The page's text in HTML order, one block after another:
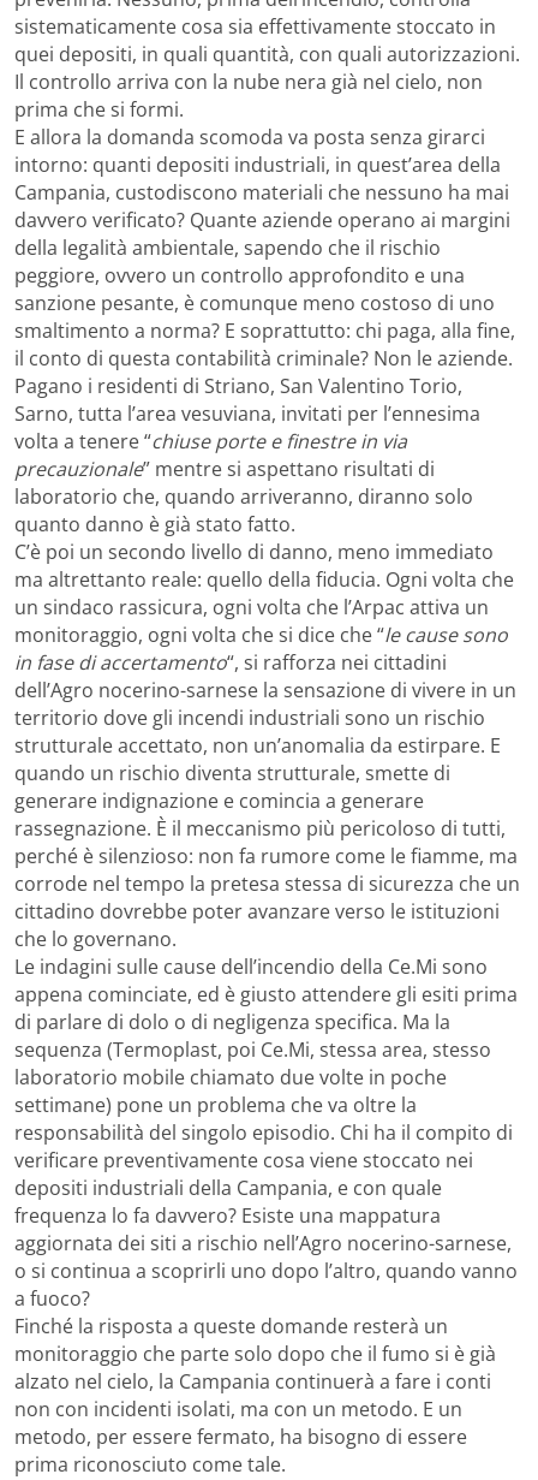
sistematicamente cosa sia effettivamente stoccato in
quei depositi, in quali quantità, con quali autorizzazioni.
Il controllo arriva con la nube nera già nel cielo, non
prima che si formi.
E allora la domanda scomoda va posta senza girarci
intorno: quanti depositi industriali, in quest’area della
Campania, custodiscono materiali che nessuno ha mai
davvero verificato? Quante aziende operano ai margini
della legalità ambientale, sapendo che il rischio
peggiore, ovvero un controllo approfondito e una
sanzione pesante, è comunque meno costoso di uno
smaltimento a norma? E soprattutto: chi paga, alla fine,
il conto di questa contabilità criminale? Non le aziende.
Pagano i residenti di Striano, San Valentino Torio,
Sarno, tutta l’area vesuviana, invitati per l’ennesima
volta a tenere “chiuse porte e finestre in via
precauzionale” mentre si aspettano risultati di
laboratorio che, quando arriveranno, diranno solo
quanto danno è già stato fatto.
C’è poi un secondo livello di danno, meno immediato
ma altrettanto reale: quello della fiducia. Ogni volta che
un sindaco rassicura, ogni volta che l’Arpac attiva un
monitoraggio, ogni volta che si dice che “le cause sono
in fase di accertamento“, si rafforza nei cittadini
dell’Agro nocerino-sarnese la sensazione di vivere in un
territorio dove gli incendi industriali sono un rischio
strutturale accettato, non un’anomalia da estirpare. E
quando un rischio diventa strutturale, smette di
generare indignazione e comincia a generare
rassegnazione. È il meccanismo più pericoloso di tutti,
perché è silenzioso: non fa rumore come le fiamme, ma
corrode nel tempo la pretesa stessa di sicurezza che un
cittadino dovrebbe poter avanzare verso le istituzioni
che lo governano.
Le indagini sulle cause dell’incendio della Ce.Mi sono
appena cominciate, ed è giusto attendere gli esiti prima
di parlare di dolo o di negligenza specifica. Ma la
sequenza (Termoplast, poi Ce.Mi, stessa area, stesso
laboratorio mobile chiamato due volte in poche
settimane) pone un problema che va oltre la
responsabilità del singolo episodio. Chi ha il compito di
verificare preventivamente cosa viene stoccato nei
depositi industriali della Campania, e con quale
frequenza lo fa davvero? Esiste una mappatura
aggiornata dei siti a rischio nell’Agro nocerino-sarnese,
o si continua a scoprirli uno dopo l’altro, quando vanno
a fuoco?
Finché la risposta a queste domande resterà un
monitoraggio che parte solo dopo che il fumo si è già
alzato nel cielo, la Campania continuerà a fare i conti
non con incidenti isolati, ma con un metodo. E un
metodo, per essere fermato, ha bisogno di essere
prima riconosciuto come tale.